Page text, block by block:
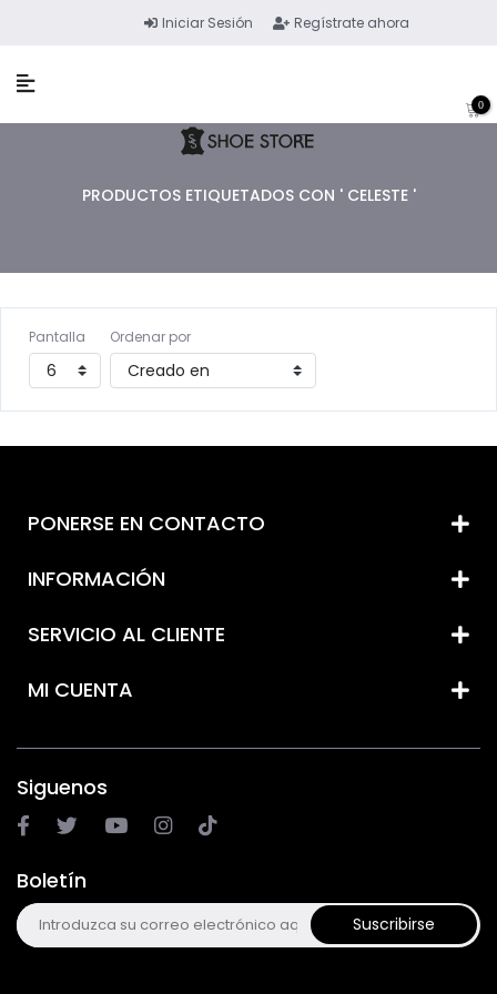
Iniciar Sesión Regístrate ahora
0
PRODUCTOS ETIQUETADOS CON ' CELESTE '
Pantalla Ordenar por
PONERSE EN CONTACTO
INFORMACIÓN
SERVICIO AL CLIENTE
MI CUENTA
Siguenos
Boletín
Suscribirse